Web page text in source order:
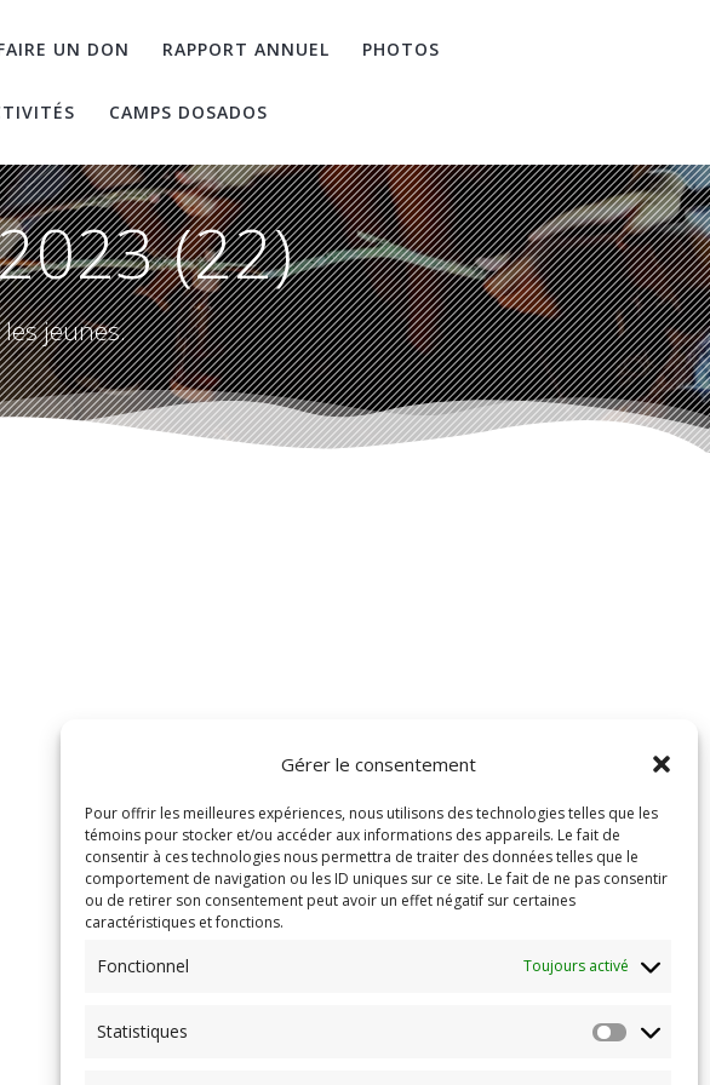
Gérer le consentement
Pour offrir les meilleures expériences, nous utilisons des technologies telles que les
témoins pour stocker et/ou accéder aux informations des appareils. Le fait de
consentir à ces technologies nous permettra de traiter des données telles que le
comportement de navigation ou les ID uniques sur ce site. Le fait de ne pas consentir
ou de retirer son consentement peut avoir un effet négatif sur certaines
caractéristiques et fonctions.
Fonctionnel Toujours activé
Statistiques
UN DON RAPPORT ANNUEL PHOTOS
CAMPS DOSADOS
(22)
jeunes.